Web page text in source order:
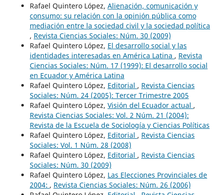
Rafael Quintero López, Alienación, comunicación y
consumo: su relación con la opinión pública como
mediación entre la sociedad civil y la sociedad política
, Revista Ciencias Sociales: Núm. 30 (2009)
Rafael Quintero López, El desarrollo social y las
identidades interesadas en América Latina , Revista
Ciencias Sociales: Núm. 17 (1999): El desarrollo social
en Ecuador y América Latina
Rafael Quintero López, Editorial , Revista Ciencias
Sociales: Núm. 24 (2005): Tercer Trimestre 2005
Rafael Quintero López, Visión del Ecuador actual ,
Revista Ciencias Sociales: Vol. 2 Núm. 21 (2004):
Revista de la Escuela de Sociología y Ciencias Políticas
Rafael Quintero López, Editorial , Revista Ciencias
Sociales: Vol. 1 Núm. 28 (2008)
Rafael Quintero López, Editorial , Revista Ciencias
Sociales: Núm. 30 (2009)
Rafael Quintero López, Las Elecciones Provinciales de
2004: , Revista Ciencias Sociales: Núm. 26 (2006)